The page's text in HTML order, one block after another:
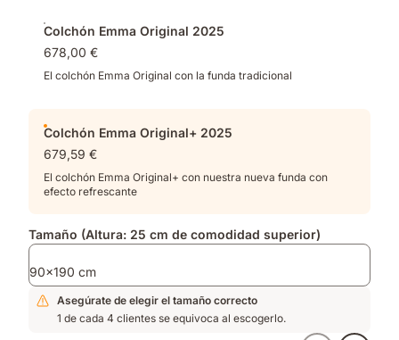
ergonómicas
distribución
optimizada​
capas
con
muelles
Colchón Emma Original 2025
678,00 €
El colchón Emma Original con la funda tradicional
Colchón Emma Original+ 2025
679,59 €
El colchón Emma Original+ con nuestra nueva funda con
efecto refrescante
Tamaño (Altura: 25 cm de comodidad superior)
90x190 cm
Asegúrate de elegir el tamaño correcto
1 de cada 4 clientes se equivoca al escogerlo.